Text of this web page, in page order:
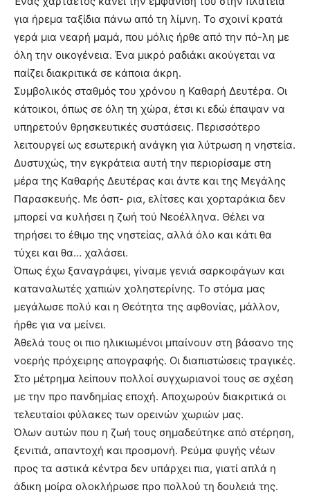
για ήρεμα ταξίδια πάνω από τη λίμνη. Το σχοινί κρατά
γερά μια νεαρή μαμά, που μόλις ήρθε από την πό-λη με
όλη την οικογένεια. Ένα μικρό ραδιάκι ακούγεται να
παίζει διακριτικά σε κάποια άκρη.
Συμβολικός σταθμός του χρόνου η Καθαρή Δευτέρα. Οι
κάτοικοι, όπως σε όλη τη χώρα, έτσι κι εδώ έπαψαν να
υπηρετούν θρησκευτικές συστάσεις. Περισσότερο
λειτουργεί ως εσωτερική ανάγκη για λύτρωση η νηστεία.
Δυστυχώς, την εγκράτεια αυτή την περιορίσαμε στη
μέρα της Καθαρής Δευτέρας και άντε και της Μεγάλης
Παρασκευής. Με όσπ- ρια, ελίτσες και χορταράκια δεν
μπορεί να κυλήσει η ζωή τού Νεοέλληνα. Θέλει να
τηρήσει το έθιμο της νηστείας, αλλά όλο και κάτι θα
τύχει και θα… χαλάσει.
Όπως έχω ξαναγράψει, γίναμε γενιά σαρκοφάγων και
καταναλωτές χαπιών χοληστερίνης. Το στόμα μας
μεγάλωσε πολύ και η Θεότητα της αφθονίας, μάλλον,
ήρθε για να μείνει.
Άθελά τους οι πιο ηλικιωμένοι μπαίνουν στη βάσανο της
νοερής πρόχειρης απογραφής. Οι διαπιστώσεις τραγικές.
Στο μέτρημα λείπουν πολλοί συγχωριανοί τους σε σχέση
με την προ πανδημίας εποχή. Αποχωρούν διακριτικά οι
τελευταίοι φύλακες των ορεινών χωριών μας.
Όλων αυτών που η ζωή τους σημαδεύτηκε από στέρηση,
ξενιτιά, απαντοχή και προσμονή. Ρεύμα φυγής νέων
προς τα αστικά κέντρα δεν υπάρχει πια, γιατί απλά η
άδικη μοίρα ολοκλήρωσε προ πολλού τη δουλειά της.